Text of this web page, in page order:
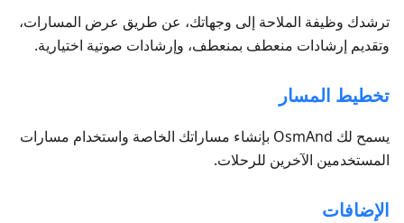
ترشدك وظيفة الملاحة إلى وجهاتك، عن طريق عرض المسارات،
وتقديم إرشادات منعطف بمنعطف، وإرشادات صوتية اختيارية.
تخطيط المسار
يسمح لك OsmAnd بإنشاء مساراتك الخاصة واستخدام مسارات
المستخدمين الآخرين للرحلات.
الإضافات